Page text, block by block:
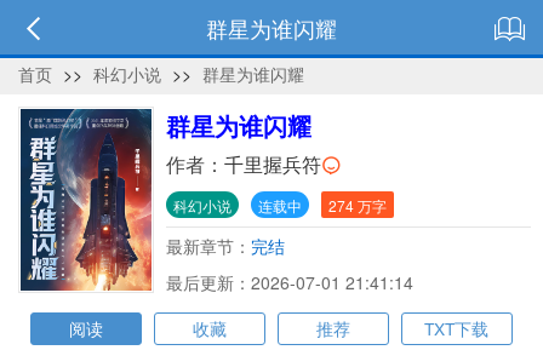
群星为谁闪耀
首页 >> 科幻小说 >> 群星为谁闪耀
群星为谁闪耀
作者： 千里握兵符
科幻小说 连载中 274 万字
最新章节： 完结
最后更新：2026-07-01 21:41:14
阅读
收藏 推荐 TXT下载